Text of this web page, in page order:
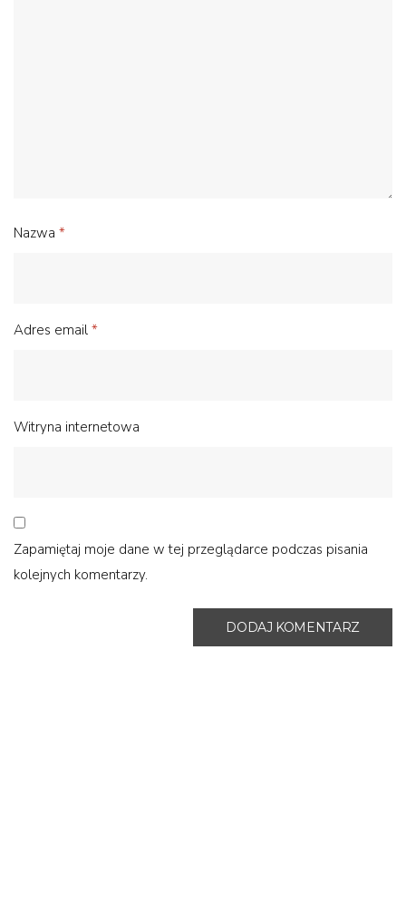
Nazwa *
Adres email *
Witryna internetowa
Zapamiętaj moje dane w tej przeglądarce podczas pisania
kolejnych komentarzy.